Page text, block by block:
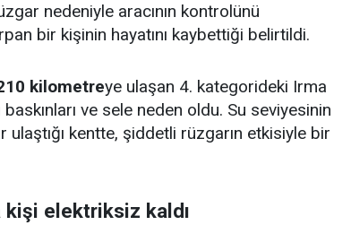
nedeniyle aracının kontrolünü
bir kişinin hayatını kaybettiği belirtildi.
kilometreye ulaşan 4. kategorideki Irma
ve sele neden oldu. Su seviyesinin
kentte, şiddetli rüzgarın etkisiyle bir
elektriksiz kaldı